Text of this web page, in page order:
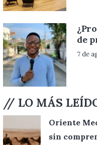
de
7 de
// LO MÁS
Oriente
sin